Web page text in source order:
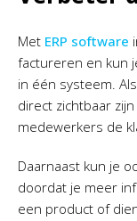
Met ERP software
factureren en kun
in één systeem.
direct zichtbaar
medewerkers de
Daarnaast kun je
doordat je meer
een product of